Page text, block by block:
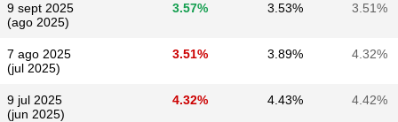
9 sept 2025
(ago 2025)
3.57% 3.53% 3.51%
7 ago 2025
(jul 2025)
3.51% 3.89% 4.32%
9 jul 2025
(jun 2025)
4.32% 4.43% 4.42%